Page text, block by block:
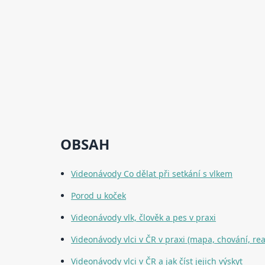
OBSAH
Videonávody Co dělat při setkání s vlkem
Porod u koček
Videonávody vlk, člověk a pes v praxi
Videonávody vlci v ČR v praxi (mapa, chování,
Videonávody vlci v ČR a jak číst jejich výskyt